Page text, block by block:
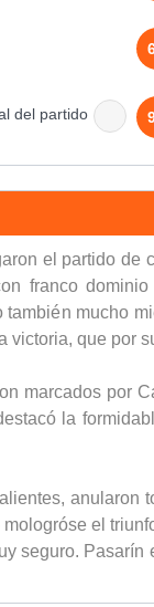
del partido
el partido
franco
también mucho
victoria, que por
marcados por
la
anularon
el
seguro.